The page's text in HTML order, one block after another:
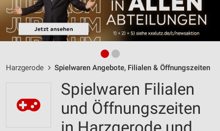
Harzgerode Spielwaren Angebote, Filialen & Öffnungszeiten
Spielwaren Filialen
und Öffnungszeiten